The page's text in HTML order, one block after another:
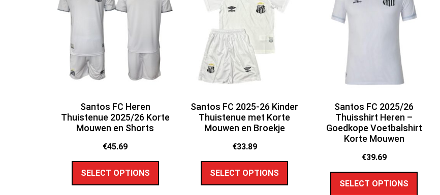
Santos FC Heren
Thuistenue 2025/26 Korte
Mouwen en Shorts
€45.69
SELECT OPTIONS
Santos FC 2025-26 Kinder
Thuistenue met Korte
Mouwen en Broekje
€33.89
SELECT OPTIONS
Santos FC 2025/26
Thuisshirt Heren –
Goedkope Voetbalshirt
Korte Mouwen
€39.69
SELECT OPTIONS